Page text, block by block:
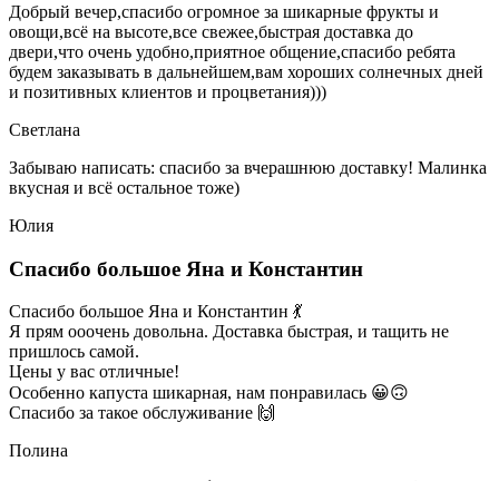
Добрый вечер,спасибо огромное за шикарные фрукты и
овощи,всё на высоте,все свежее,быстрая доставка до
двери,что очень удобно,приятное общение,спасибо ребята
будем заказывать в дальнейшем,вам хороших солнечных дней
и позитивных клиентов и процветания)))
Светлана
Забываю написать: спасибо за вчерашнюю доставку! Малинка
вкусная и всё остальное тоже)
Юлия
Спасибо большое Яна и Константин
Спасибо большое Яна и Константин 💃
Я прям ооочень довольна. Доставка быстрая, и тащить не
пришлось самой.
Цены у вас отличные!
Особенно капуста шикарная, нам понравилась 😀🙃
Спасибо за такое обслуживание 🙌
Полина